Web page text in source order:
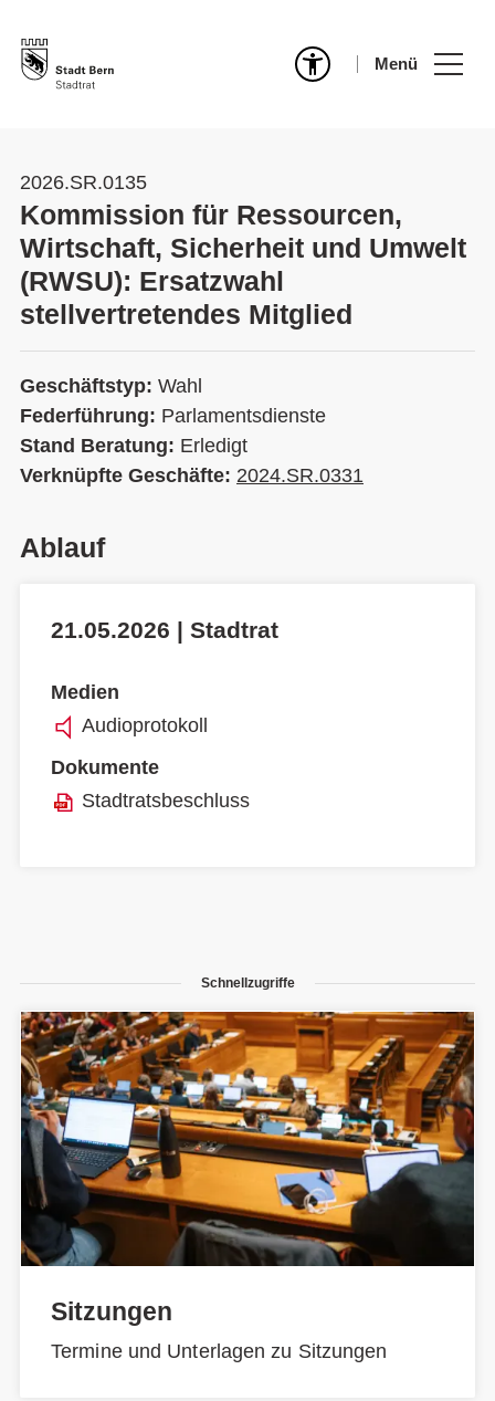
Menü
2026.SR.0135
Kommission für Ressourcen,
Wirtschaft, Sicherheit und Umwelt
(RWSU): Ersatzwahl
stellvertretendes Mitglied
Geschäftstyp: Wahl
Federführung: Parlamentsdienste
Stand Beratung: Erledigt
Verknüpfte Geschäfte: 2024.SR.0331
Ablauf
21.05.2026 | Stadtrat
Medien
Audioprotokoll
Dokumente
Stadtratsbeschluss
Schnellzugriffe
Sitzungen
Termine und Unterlagen zu Sitzungen